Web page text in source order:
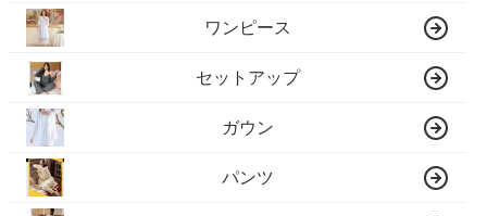
ワンピース
セットアップ
ガウン
パンツ